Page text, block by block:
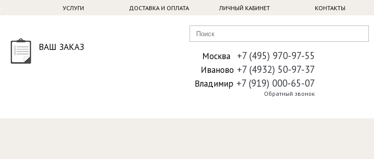
УСЛУГИ ДОСТАВКА И ОПЛАТА ЛИЧНЫЙ КАБИНЕТ КОНТАКТЫ
ВАШ ЗАКАЗ
Москва +7 (495) 970-97-55
Иваново +7 (4932) 50-97-37
Владимир +7 (919) 000-65-07
Обратный звонок